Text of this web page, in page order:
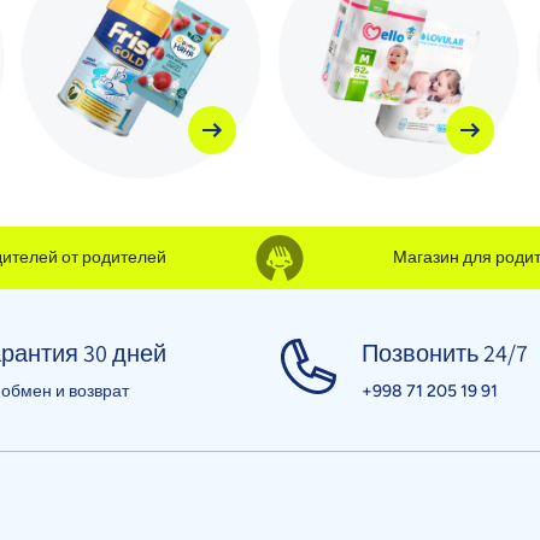
от родителей Магазин для
30 дней
и возврат
Позвонить 24/7
+998 71 205 19 91